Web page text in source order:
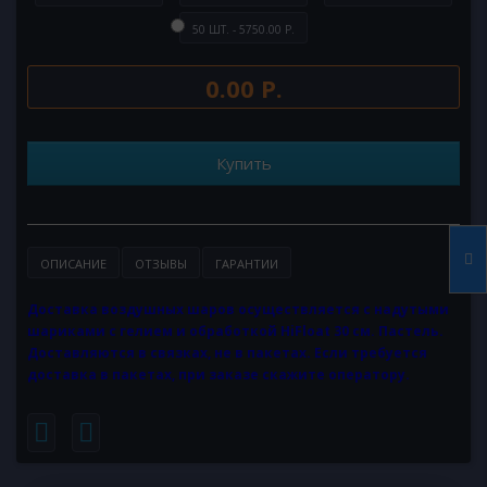
50 ШТ. - 5750.00 Р.
0.00 Р.
Купить
ОПИСАНИЕ ОТЗЫВЫ ГАРАНТИИ
Доставка воздушных шаров осуществляется с надутыми
шариками с гелием и обработкой HiFloat 30 см. Пастель.
Доставляются в связках, не в пакетах. Если требуется
доставка в пакетах, при заказе скажите оператору.